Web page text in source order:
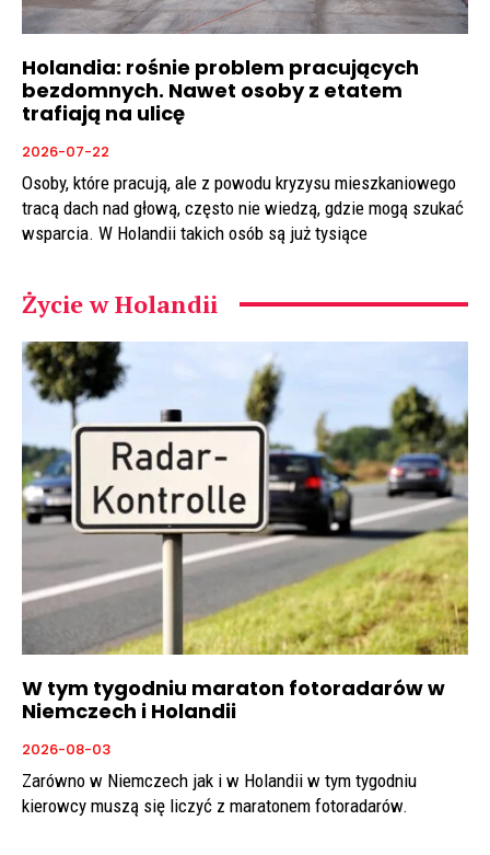
Holandia: rośnie problem pracujących
bezdomnych. Nawet osoby z etatem
trafiają na ulicę
2026-07-22
Osoby, które pracują, ale z powodu kryzysu mieszkaniowego
tracą dach nad głową, często nie wiedzą, gdzie mogą szukać
wsparcia. W Holandii takich osób są już tysiące
Życie w Holandii
W tym tygodniu maraton fotoradarów w
Niemczech i Holandii
2026-08-03
Zarówno w Niemczech jak i w Holandii w tym tygodniu
kierowcy muszą się liczyć z maratonem fotoradarów.